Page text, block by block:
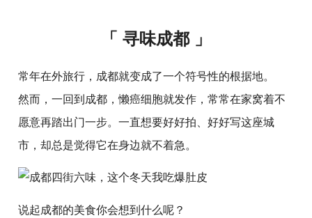
「 寻味成都 」
常年在外旅行，成都就变成了一个符号性的根据地。
然而，一回到成都，懒癌细胞就发作，常常在家窝着不
愿意再踏出门一步。一直想要好好拍、好好写这座城
市，却总是觉得它在身边就不着急。
说起成都的美食你会想到什么呢？